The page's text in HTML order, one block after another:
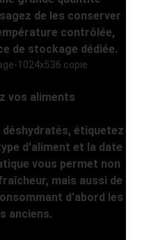
de les conserver
contrôlée,
de stockage dédiée.
vos aliments
étiquetez
d'aliment et la date
vous permet non
mais aussi de
d'abord les
anciens.